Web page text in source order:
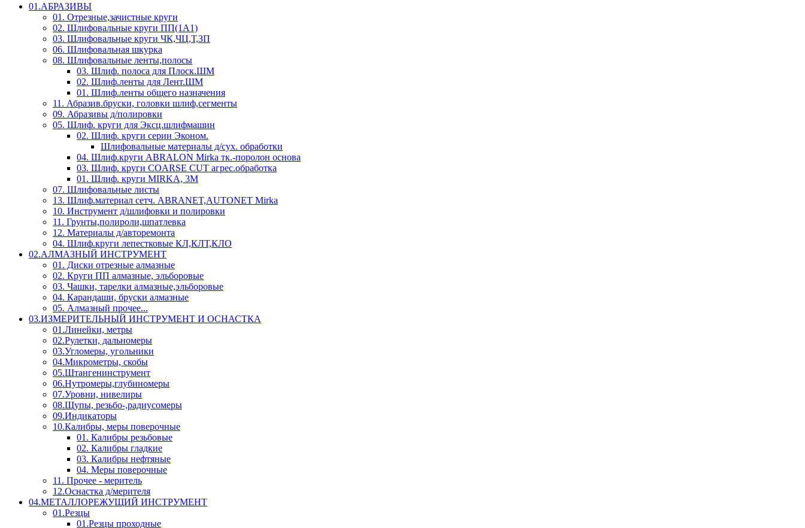
01.АБРАЗИВЫ
01. Отрезные,зачистные круги
02. Шлифовальные круги ПП(1А1)
03. Шлифовальные круги ЧК,ЧЦ,Т,ЗП
06. Шлифовальная шкурка
08. Шлифовальные ленты,полосы
03. Шлиф. полоса для Плоск.ШМ
02. Шлиф.ленты для Лент.ШМ
01. Шлиф.ленты общего назначения
11. Абразив.бруски, головки шлиф,сегменты
09. Абразивы д/полировки
05. Шлиф. круги для Эксц.шлифмашин
02. Шлиф. круги серии Эконом.
Шлифовальные материалы д/сух. обработки
04. Шлиф.круги ABRALON Mirka тк.-поролон основа
03. Шлиф. круги COARSE CUT агрес.обработка
01. Шлиф. круги MIRKA, 3M
07. Шлифовальные листы
13. Шлиф.материал сетч. ABRANET,AUTONET Mirka
10. Инструмент д/шлифовки и полировки
11. Грунты,полироли,шпатлевка
12. Материалы д/авторемонта
04. Шлиф.круги лепестковые КЛ,КЛТ,КЛО
02.АЛМАЗНЫЙ ИНСТРУМЕНТ
01. Диски отрезные алмазные
02. Круги ПП алмазные, эльборовые
03. Чашки, тарелки алмазные,эльборовые
04. Карандаши, бруски алмазные
05. Алмазный прочее...
03.ИЗМЕРИТЕЛЬНЫЙ ИНСТРУМЕНТ И ОСНАСТКА
01.Линейки, метры
02.Рулетки, дальномеры
03.Угломеры, угольники
04.Микрометры, скобы
05.Штангенинструмент
06.Нутромеры,глубиномеры
07.Уровни, нивелиры
08.Щупы, резьбо-,радиусомеры
09.Индикаторы
10.Калибры, меры поверочные
01. Калибры резьбовые
02. Калибры гладкие
03. Калибры нефтяные
04. Меры поверочные
11. Прочее - меритель
12.Оснастка д/мерителя
04.МЕТАЛЛОРЕЖУЩИЙ ИНСТРУМЕНТ
01.Резцы
01.Резцы проходные